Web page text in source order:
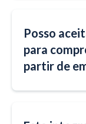
Posso
para
partir de